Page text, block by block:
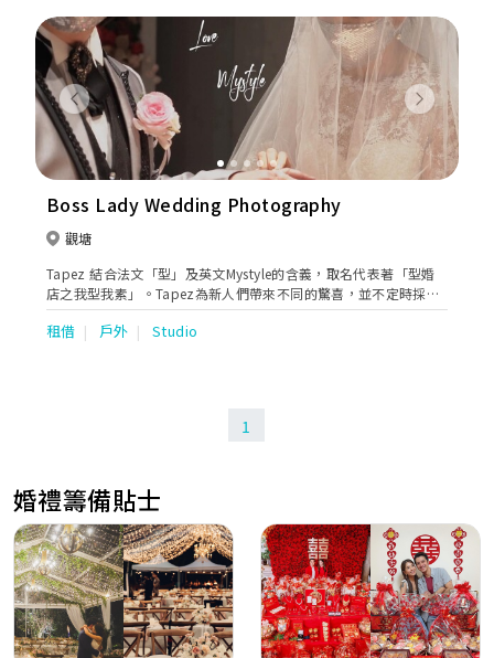
Previous Next
Boss Lady Wedding Photography
觀塘
Tapez 結合法文「型」及英文Mystyle的含義，取名代表著「型婚
店之我型我素」。Tapez為新人們帶來不同的驚喜，並不定時採購
/ 搜尋不同的款式，包括更型、更潮、更典雅、更華麗的婚紗、晚
裝、男禮服，令一眾準新人不論是外影或在最特別的大日子中，都
租借 戶外 Studio
1
婚禮籌備貼士